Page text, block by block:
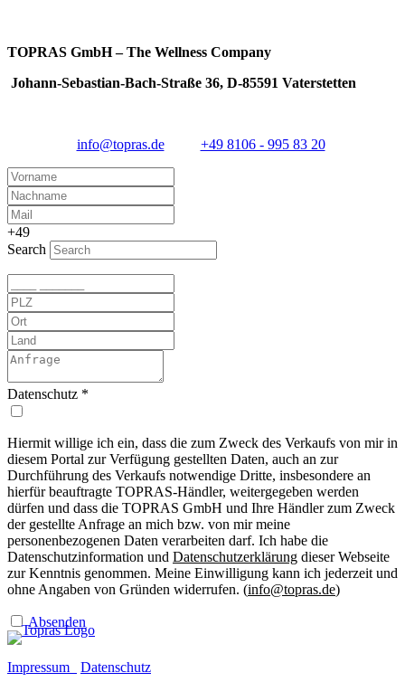
TOPRAS GmbH – The Wellness Company
Johann-Sebastian-Bach-Straße 36, D-85591 Vaterstetten
info@topras.de +49 8106 - 995 83 20
+49
Search
Datenschutz *
Hiermit willige ich ein, dass die zum Zweck des Verkaufs von mir in
diesem Portal zur Verfügung gestellten Daten, auch an zur
Durchführung des Verkaufs notwendige Dritte, insbesondere an
hierfür beauftragte TOPRAS-Händler, weitergegeben werden
dürfen und dass die TOPRAS GmbH und Ihre Händler zum Zweck
der gestellte Anfrage an mich bzw. von mir meine
personenbezogenen Daten verarbeiten darf. Ich habe die
Datenschutzinformation und Datenschutzerklärung dieser Webseite
zur Kenntnis genommen. Meine Einwilligung kann ich jederzeit und
ohne Angaben von Gründen widerrufen. (info@topras.de)
Absenden
Impressum Datenschutz